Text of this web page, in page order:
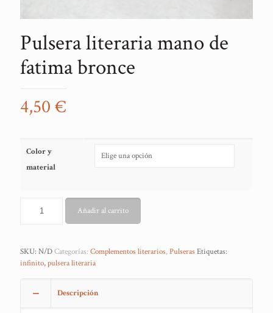
Pulsera literaria mano de
fatima bronce
4,50 €
Color y
material
Añadir al carrito
SKU: N/DCategorías: Complementos literarios,PulserasEtiquetas:
infinito,pulsera literaria
Descripción